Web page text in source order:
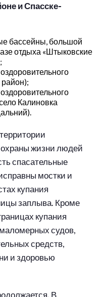
и Спасске-
бассейны, большой
отдыха «Штыковские
Калиновка
жизни людей
спасательные
мостки и
купания
заплыва. Кроме
купания
судов,
средств,
и здоровью
В